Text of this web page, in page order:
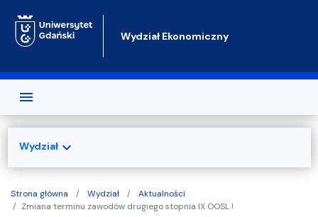
Wydział Ekonomiczny
Strona główna Wydział
Aktualności
Zmiana terminu zawodów drugiego stopnia IX OOSL !
Wydziałexpand_more